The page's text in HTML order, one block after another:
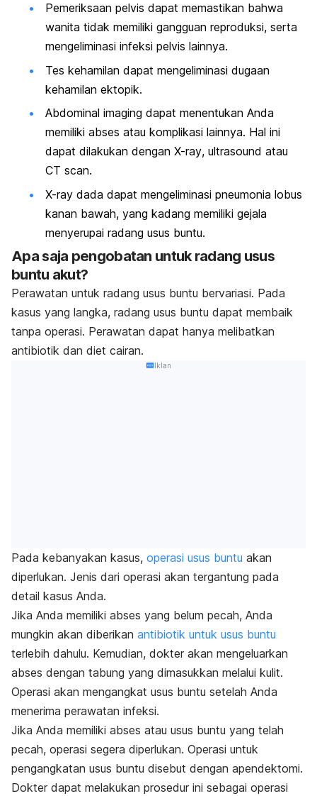
Pemeriksaan pelvis dapat memastikan bahwa
wanita tidak memiliki gangguan reproduksi, serta
mengeliminasi infeksi pelvis lainnya.
Tes kehamilan dapat mengeliminasi dugaan
kehamilan ektopik.
Abdominal imaging dapat menentukan Anda
memiliki abses atau komplikasi lainnya. Hal ini
dapat dilakukan dengan X-ray, ultrasound atau
CT scan.
X-ray dada dapat mengeliminasi pneumonia lobus
kanan bawah, yang kadang memiliki gejala
menyerupai radang usus buntu.
Apa saja pengobatan untuk radang usus
buntu akut?
Perawatan untuk radang usus buntu bervariasi. Pada
kasus yang langka, radang usus buntu dapat membaik
tanpa operasi. Perawatan dapat hanya melibatkan
antibiotik dan diet cairan.
Iklan
Pada kebanyakan kasus, operasi usus buntu akan
diperlukan. Jenis dari operasi akan tergantung pada
detail kasus Anda.
Jika Anda memiliki abses yang belum pecah, Anda
mungkin akan diberikan antibiotik untuk usus buntu
terlebih dahulu. Kemudian, dokter akan mengeluarkan
abses dengan tabung yang dimasukkan melalui kulit.
Operasi akan mengangkat usus buntu setelah Anda
menerima perawatan infeksi.
Jika Anda memiliki abses atau usus buntu yang telah
pecah, operasi segera diperlukan. Operasi untuk
pengangkatan usus buntu disebut dengan apendektomi.
Dokter dapat melakukan prosedur ini sebagai operasi